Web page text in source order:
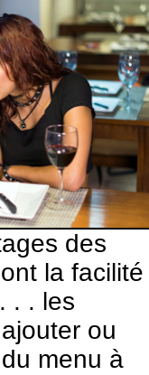
des
la facilité
. . les
ou
menu à